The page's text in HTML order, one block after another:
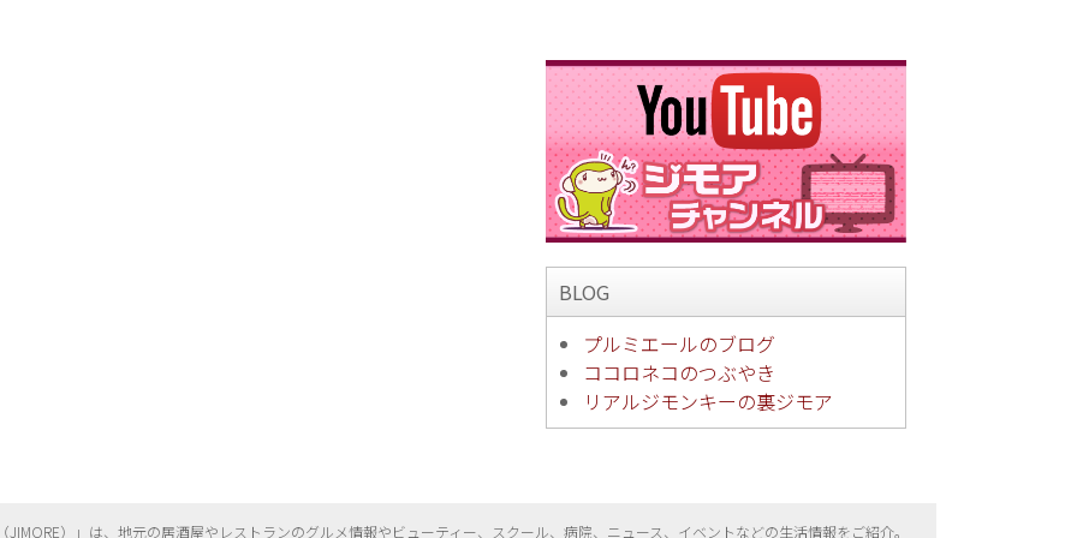
BLOG
プルミエールのブログ
ココロネコのつぶやき
リアルジモンキーの裏ジモア
JIMORE）」は、地元の居酒屋やレストランのグルメ情報やビューティー、 スクール、病院、ニュース、イベントなどの生活情報をご紹介。